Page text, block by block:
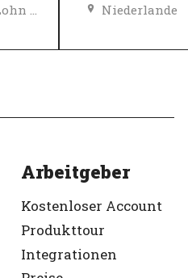
Niederlande
Arbeitgeber
Kostenloser Account
Produkttour
Integrationen